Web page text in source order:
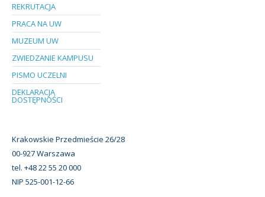
REKRUTACJA
PRACA NA UW
MUZEUM UW
ZWIEDZANIE KAMPUSU
PISMO UCZELNI
DEKLARACJA
DOSTĘPNOŚCI
Krakowskie Przedmieście 26/28
00-927 Warszawa
tel. +48 22 55 20 000
NIP 525-001-12-66